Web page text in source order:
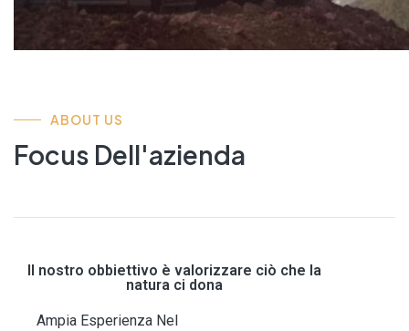
ABOUT US
Focus Dell'azienda
Il nostro obbiettivo è valorizzare ciò che la
natura ci dona
Ampia Esperienza Nel